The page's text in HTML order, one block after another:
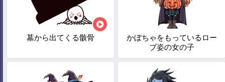
墓から出てくる骸骨
かぼちゃをもっているロー
ブ姿の女の子